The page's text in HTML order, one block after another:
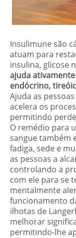
Insulimune são
atuam para
insulina, glicose
ajuda
endócrino,
Ajuda as
acelera os
permitindo
O remédio para
sangue também
fadiga, sede e
as pessoas a
controlando a
com ele para se
mentalmente
funcionamento
ilhotas de
melhorar
permitindo-lhe